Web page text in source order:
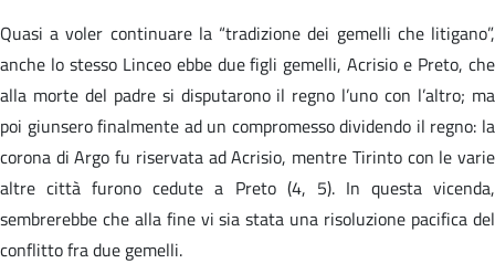
Quasi a voler continuare la “tradizione dei gemelli che litigano”,
anche lo stesso Linceo ebbe due figli gemelli, Acrisio e Preto, che
alla morte del padre si disputarono il regno l’uno con l’altro; ma
poi giunsero finalmente ad un compromesso dividendo il regno: la
corona di Argo fu riservata ad Acrisio, mentre Tirinto con le varie
altre città furono cedute a Preto (4, 5). In questa vicenda,
sembrerebbe che alla fine vi sia stata una risoluzione pacifica del
conflitto fra due gemelli.